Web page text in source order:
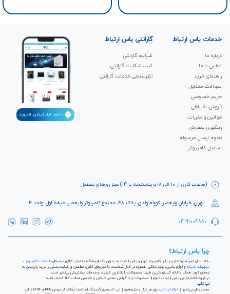
(ساعات کاری از ۱۰ الی ۱۸ و پنجشنبه تا ۱۴) بجز روزهای تعطیل
تهران، خیابان ولیعصر، کوچه ولدی، پلاک ۴۸، مجتمع کامپیوتر ولیعصر، طبقه اول، واحد ۴
021-91004880
خدمات یاس ارتباط
درباره ما
تماس با ما
راهنمای خرید
سوالات متداول
حریم خصوصی
فروش اقساطی
قوانین و مقررات
رهگیری سفارش
نحوه ارسال مرسوله
اسمبل کامپیوتر
گارانتی یاس ارتباط
شرایط گارانتی
ثبت شکابت‌ گارانتی
نظرسنجی خدمات گارانتی
دانلود اپلیکیشن اندروید
چرا یاس ارتباط؟
با ۲۵ سال تجربه درخشان در بازار کامپیوتر تهران، یاس ارتباط به عنوان یک فروشگاه اینترنتی کالای دیجیتال، قطعات کامپیوتر
تجهیزات شبکه
و لوازم جانبی، لوازم خانگی، همواره در کنار شماست تا تجربه‌ای کامل، مطمئن و رضایت‌بخش از خرید را برایتان به
ارمغان آورد. هدف ما ارائه گسترده‌ترین طیف محصولات با بالاترین کیفیت و خدمات پشتیبانی بی‌نظیر است.
در فروشگاه اینترنتی یاس ارتباط، تنوع از محصولات را با گارانتی معتبر شرکتی و تضمین اصالت کالا کشف کنید:
لپ تاپ:
مجموعه‌ای بی‌نظیر از انواع لپ تاپ
برای هر نیاز و سلیقه‌ای، از لپ تاپ‌های گیمینگ قدرتمند (مانند ایسوس ROG و TUF) تا لپ